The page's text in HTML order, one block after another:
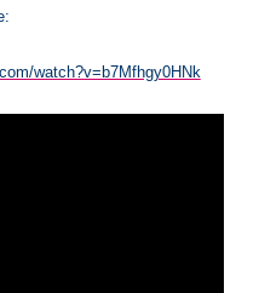
watch?v=b7Mfhgy0HNk